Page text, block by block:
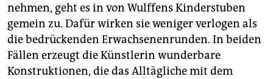
nehmen, geht es in von Wulffens Kinderstuben
gemein zu. Dafür wirken sie weniger verlogen als
die bedrückenden Erwachsenenrunden. In beiden
Fällen erzeugt die Künstlerin wunderbare
Konstruktionen, die das Alltägliche mit dem